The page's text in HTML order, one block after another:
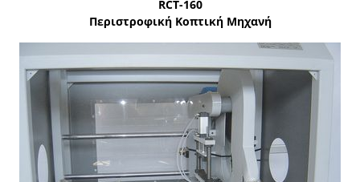
RCT-160
Περιστροφική Κοπτική Μηχανή